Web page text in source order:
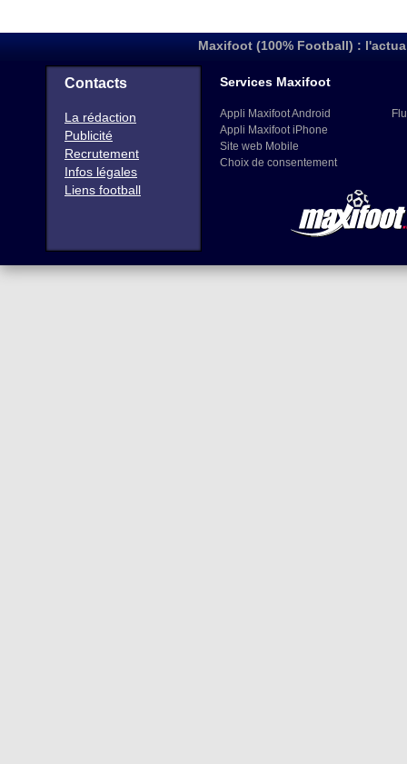
Maxifoot (100% Football) :
Contacts
La rédaction
Publicité
Recrutement
Infos légales
Liens football
Services Maxifoot
Appli Maxifoot Android
Appli Maxifoot iPhone
Site web Mobile
Choix de consentement